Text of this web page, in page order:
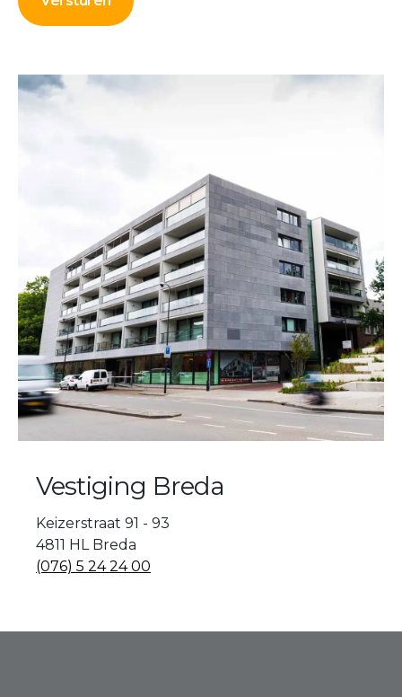
Vestiging Breda
Keizerstraat 91 - 93
4811 HL Breda
(076) 5 24 24 00